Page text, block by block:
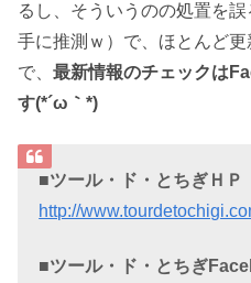
るし、そういうのの処置を
手に推測ｗ）で、ほとんど
で、 最新情報のチェックは
す(*´ω｀*)
■ツール・ド・とちぎＨＰ
http://
■ツール・ド・とちぎ